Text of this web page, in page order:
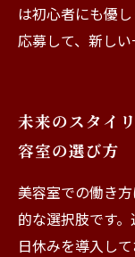
は初心者にも優
応募して、新し
未来のスタイ
容室の選び方
美容室での働き
的な選択肢です
日休みを導入し